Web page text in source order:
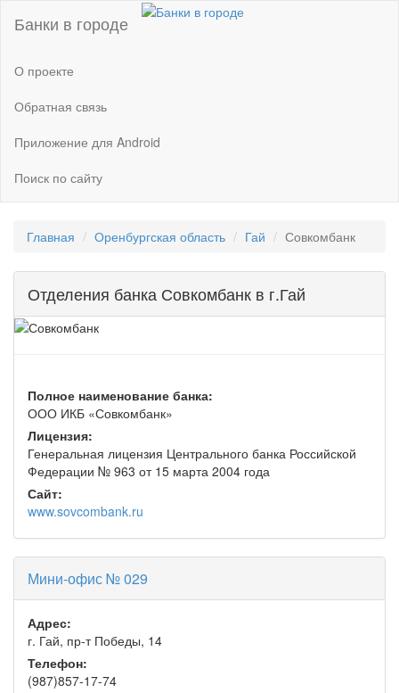
Банки в городе
О проекте
Обратная связь
Приложение для Android
Поиск по сайту
Главная Оренбургская область Гай Совкомбанк
Отделения банка Совкомбанк в г.Гай
Полное наименование банка:
ООО ИКБ «Совкомбанк»
Лицензия:
Генеральная лицензия Центрального банка Российской
Федерации № 963 от 15 марта 2004 года
Сайт:
www.sovcombank.ru
Мини-офис № 029
Адрес:
г. Гай, пр-т Победы, 14
Телефон:
(987)857-17-74